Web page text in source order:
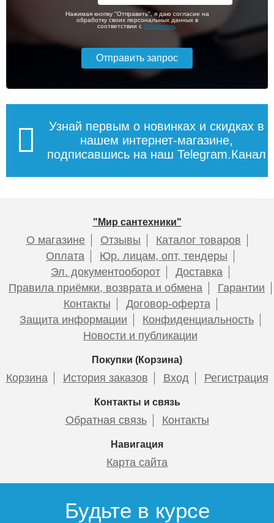
Нажимая кнопку "Отправить", я даю согласие на
обработку своих персональных данных в
соответствии с Условиями
Узнай первым о новинках и скидках в
нашем интернет-магазине,
подписавшись на наш Telegram.Канал
"Мир сантехники"
О магазине Отзывы
Каталог товаров
Оплата
Юр. лицам, опт, тендеры
Эл. документооборот
Доставка
Правила приёмки, возврата и обмена
Гарантии
Контакты
Договор-оферта
Защита информации
Конфиденциальность
Новости и публикации
Покупки (Корзина)
Корзина История заказов Вход Регистрация
Контакты и связь
Обратная связь Контакты
Навигация
Карта сайта
Будьте в курсе